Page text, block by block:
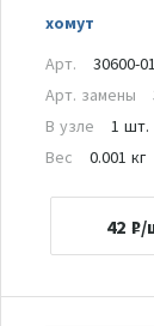
хомут
Арт.
30600-
Арт. замены
В узле
1 шт.
Вес
0.001 кг
42 ₽/